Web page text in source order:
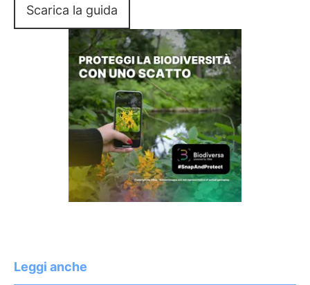
Scarica la guida
Leggi anche